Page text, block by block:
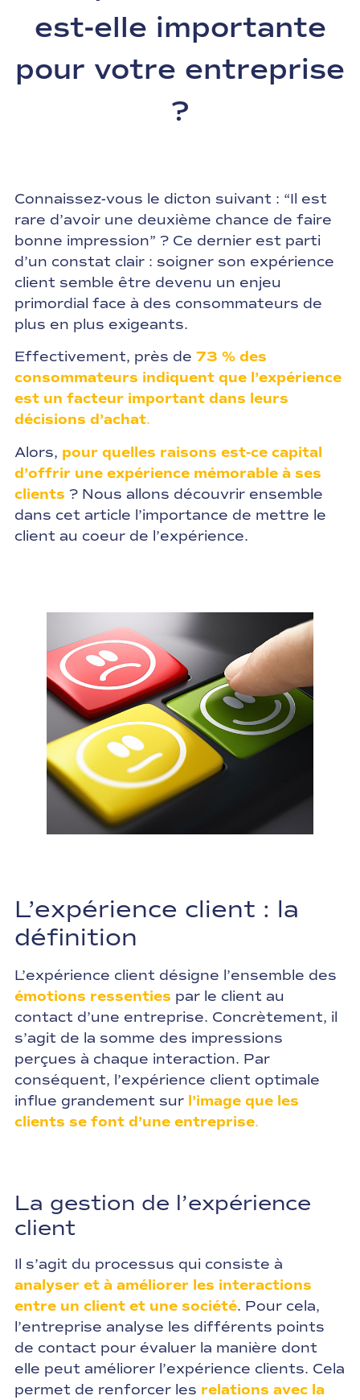
est-elle importante
pour votre entreprise
?
Connaissez-vous le dicton suivant : “Il est
rare d’avoir une deuxième chance de faire
bonne impression” ? Ce dernier est parti
d’un constat clair : soigner son expérience
client semble être devenu un enjeu
primordial face à des consommateurs de
plus en plus exigeants.
Effectivement, près de 73 % des
consommateurs indiquent que l’expérience
est un facteur important dans leurs
décisions d’achat.
Alors, pour quelles raisons est-ce capital
d’offrir une expérience mémorable à ses
clients ? Nous allons découvrir ensemble
dans cet article l’importance de mettre le
client au coeur de l’expérience.
L’expérience client : la
définition
L’expérience client désigne l’ensemble des
émotions ressenties par le client au
contact d’une entreprise. Concrètement, il
s’agit de la somme des impressions
perçues à chaque interaction. Par
conséquent, l’expérience client optimale
influe grandement sur l’image que les
clients se font d’une entreprise.
La gestion de l’expérience
client
Il s’agit du processus qui consiste à
analyser et à améliorer les interactions
entre un client et une société. Pour cela,
l’entreprise analyse les différents points
de contact pour évaluer la manière dont
elle peut améliorer l’expérience clients. Cela
permet de renforcer les relations avec la